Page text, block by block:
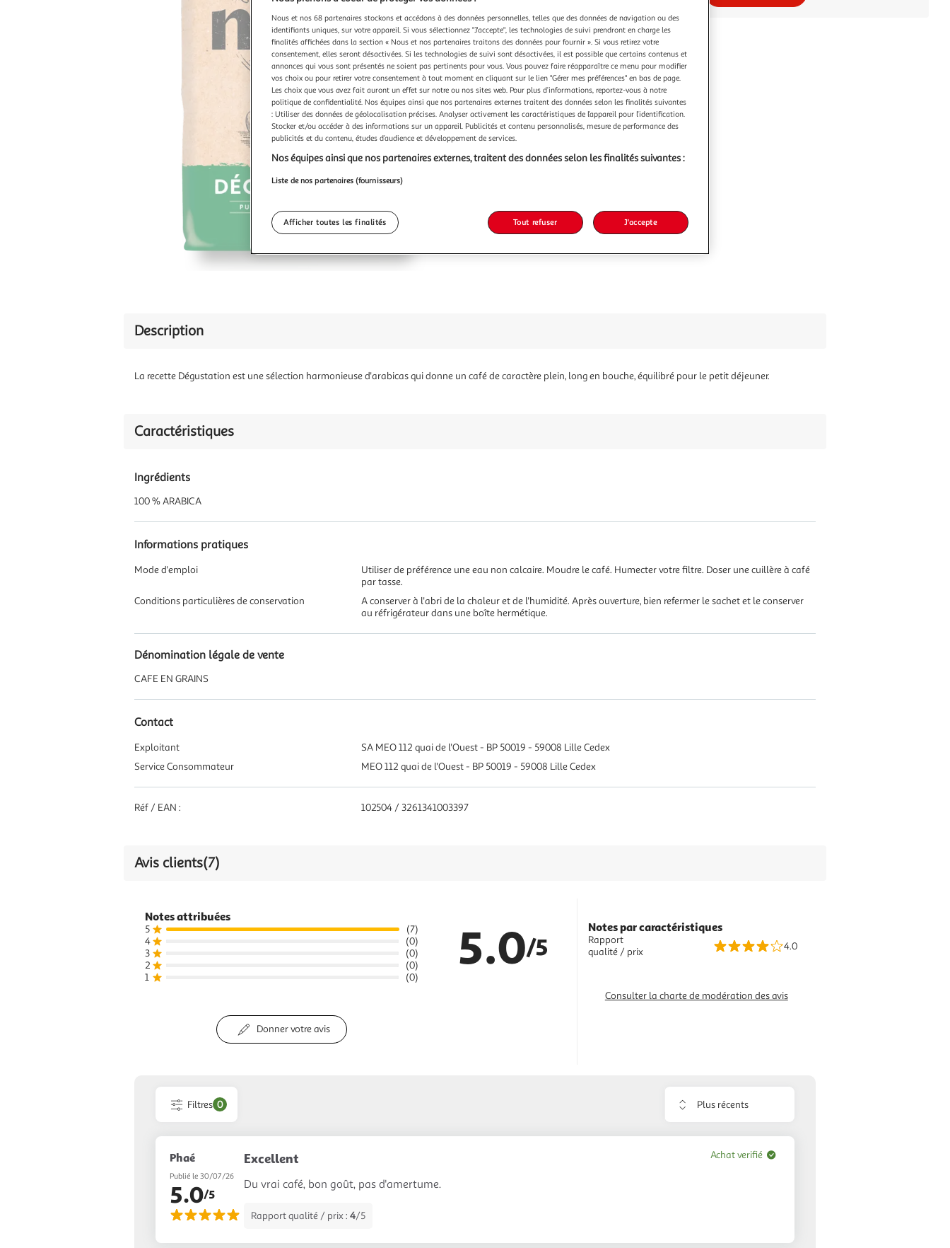
Description
La recette Dégustation est une sélection harmonieuse d'arabicas qui donne un café de caractère plein, long en bouche, équilibré pour le petit déjeuner.
Caractéristiques
Ingrédients
100 % ARABICA
Informations pratiques
Mode d'emploi
Utiliser de préférence une eau non calcaire. Moudre le café. Humecter votre filtre. Doser une cuillère à café
par tasse.
Conditions particulières de conservation
A conserver à l'abri de la chaleur et de l'humidité. Après ouverture, bien refermer le sachet et le conserver
au réfrigérateur dans une boîte hermétique.
Dénomination légale de vente
CAFE EN GRAINS
Contact
Exploitant
SA MEO 112 quai de l'Ouest - BP 50019 - 59008 Lille Cedex
Service Consommateur
MEO 112 quai de l'Ouest - BP 50019 - 59008 Lille Cedex
Réf / EAN : 102504 / 3261341003397
Avis clients(7)
Notes attribuées
5
(7)
4
(0)
3
(0)
2
(0)
1
(0)
5.0/5
Donner votre avis
Notes par caractéristiques
Rapport
qualité / prix
4.0
Consulter la charte de modération des avis
Filtres 0
Trier
avis
Phaé
Publié le 30/07/26
5.0/5
Excellent
Du vrai café, bon goût, pas d'amertume.
Rapport qualité / prix : 4/5
Achat verifié
Nous et nos 68 partenaires stockons et accédons à des données personnelles, telles que des données de navigation ou des
identifiants uniques, sur votre appareil. Si vous sélectionnez "J'accepte", les technologies de suivi prendront en charge les
finalités affichées dans la section « Nous et nos partenaires traitons des données pour fournir ». Si vous retirez votre
consentement, elles seront désactivées. Si les technologies de suivi sont désactivées, il est possible que certains contenus et
annonces qui vous sont présentés ne soient pas pertinents pour vous. Vous pouvez faire réapparaître ce menu pour modifier
vos choix ou pour retirer votre consentement à tout moment en cliquant sur le lien "Gérer mes préférences" en bas de page.
Les choix que vous avez fait auront un effet sur notre ou nos sites web. Pour plus d’informations, reportez-vous à notre
politique de confidentialité. Nos équipes ainsi que nos partenaires externes traitent des données selon les finalités suivantes
: Utiliser des données de géolocalisation précises. Analyser activement les caractéristiques de l’appareil pour l’identification.
Stocker et/ou accéder à des informations sur un appareil. Publicités et contenu personnalisés, mesure de performance des
publicités et du contenu, études d’audience et développement de services.
Nos équipes ainsi que nos partenaires externes, traitent des données selon les finalités suivantes :
Liste de nos partenaires (fournisseurs)
Afficher toutes les finalités Tout refuser J'accepte